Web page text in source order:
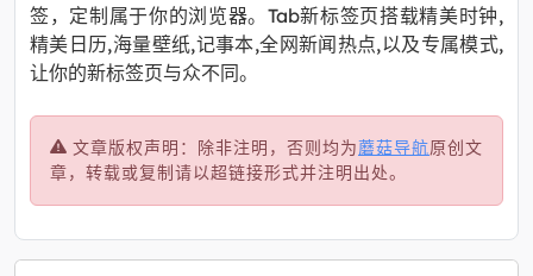
签，定制属于你的浏览器。Tab新标签页搭载精美时钟,
精美日历,海量壁纸,记事本,全网新闻热点,以及专属模式,
让你的新标签页与众不同。
文章版权声明：除非注明，否则均为蘑菇导航原创文
章，转载或复制请以超链接形式并注明出处。